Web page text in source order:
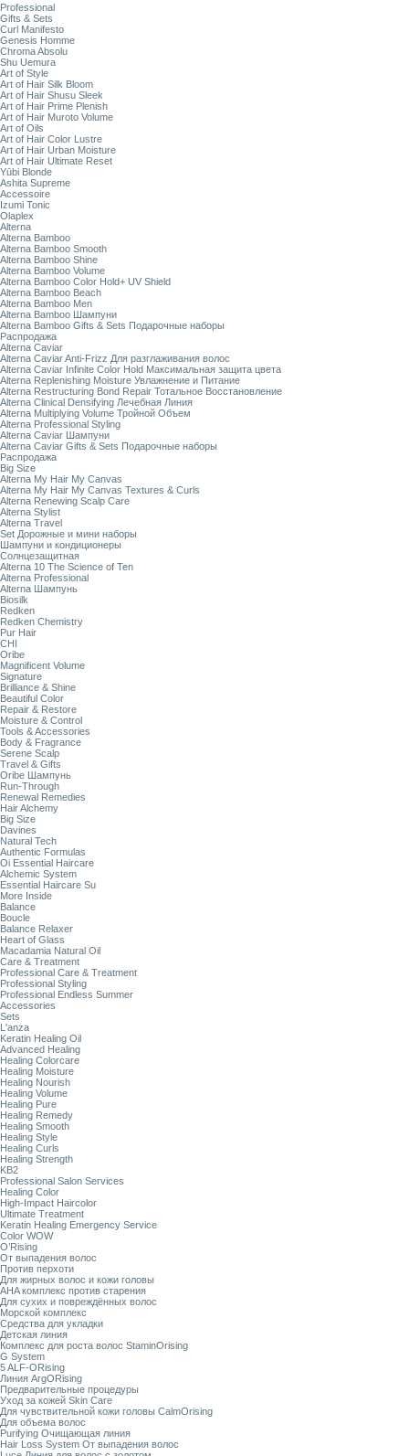
Professional
Gifts & Sets
Curl Manifesto
Genesis Homme
Chroma Absolu
Shu Uemura
Art of Style
Art of Hair Silk Bloom
Art of Hair Shusu Sleek
Art of Hair Prime Plenish
Art of Hair Muroto Volume
Art of Oils
Art of Hair Color Lustre
Art of Hair Urban Moisture
Art of Hair Ultimate Reset
Yūbi Blonde
Ashita Supreme
Accessoire
Izumi Tonic
Olaplex
Alterna
Alterna Bamboo
Alterna Bamboo Smooth
Alterna Bamboo Shine
Alterna Bamboo Volume
Alterna Bamboo Color Hold+ UV Shield
Alterna Bamboo Beach
Alterna Bamboo Men
Alterna Bamboo Шампуни
Alterna Bamboo Gifts & Sets Подарочные наборы
Распродажа
Alterna Caviar
Alterna Caviar Anti-Frizz Для разглаживания волос
Alterna Caviar Infinite Color Hold Максимальная защита цвета
Alterna Replenishing Moisture Увлажнение и Питание
Alterna Restructuring Bond Repair Тотальное Восстановление
Alterna Clinical Densifying Лечебная Линия
Alterna Multiplying Volume Тройной Объем
Alterna Professional Styling
Alterna Caviar Шампуни
Alterna Caviar Gifts & Sets Подарочные наборы
Распродажа
Big Size
Alterna My Hair My Canvas
Alterna My Hair My Canvas Textures & Curls
Alterna Renewing Scalp Care
Alterna Stylist
Alterna Travel
Set Дорожные и мини наборы
Шампуни и кондиционеры
Солнцезащитная
Alterna 10 The Science of Ten
Alterna Professional
Alterna Шампунь
Biosilk
Redken
Redken Chemistry
Pur Hair
CHI
Oribe
Magnificent Volume
Signature
Brilliance & Shine
Beautiful Color
Repair & Restore
Moisture & Control
Tools & Accessories
Body & Fragrance
Serene Scalp
Travel & Gifts
Oribe Шампунь
Run-Through
Renewal Remedies
Hair Alchemy
Big Size
Davines
Natural Tech
Authentic Formulas
Oi Essential Haircare
Alchemic System
Essential Haircare Su
More Inside
Balance
Boucle
Balance Relaxer
Heart of Glass
Macadamia Natural Oil
Care & Treatment
Professional Care & Treatment
Professional Styling
Professional Endless Summer
Accessories
Sets
L'anza
Keratin Healing Oil
Advanced Healing
Healing Colorcare
Healing Moisture
Healing Nourish
Healing Volume
Healing Pure
Healing Remedy
Healing Smooth
Healing Style
Healing Curls
Healing Strength
KB2
Professional Salon Services
Healing Color
High-Impact Haircolor
Ultimate Treatment
Keratin Healing Emergency Service
Color WOW
O’Rising
От выпадения волос
Против перхоти
Для жирных волос и кожи головы
AHA комплекс против старения
Для сухих и повреждённых волос
Морской комплекс
Средства для укладки
Детская линия
Комплекс для роста волос StaminOrising
G System
5 ALF-ORising
Линия ArgORising
Предварительные процедуры
Уход за кожей Skin Care
Для чувствительной кожи головы CalmOrising
Для объема волос
Purifying Очищающая линия
Hair Loss System От выпадения волос